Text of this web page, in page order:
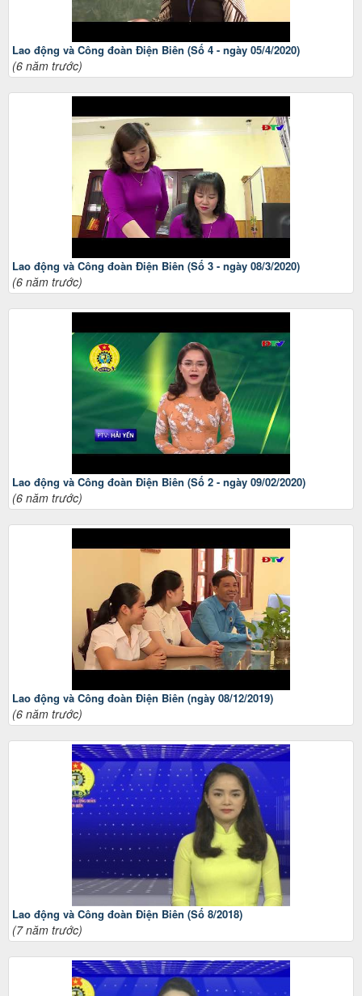
Lao động và Công đoàn Điện Biên (Số 4 - ngày 05/4/2020)
(6 năm trước)
Lao động và Công đoàn Điện Biên (Số 3 - ngày 08/3/2020)
(6 năm trước)
Lao động và Công đoàn Điện Biên (Số 2 - ngày 09/02/2020)
(6 năm trước)
Lao động và Công đoàn Điện Biên (ngày 08/12/2019)
(6 năm trước)
Lao động và Công đoàn Điện Biên (Số 8/2018)
(7 năm trước)